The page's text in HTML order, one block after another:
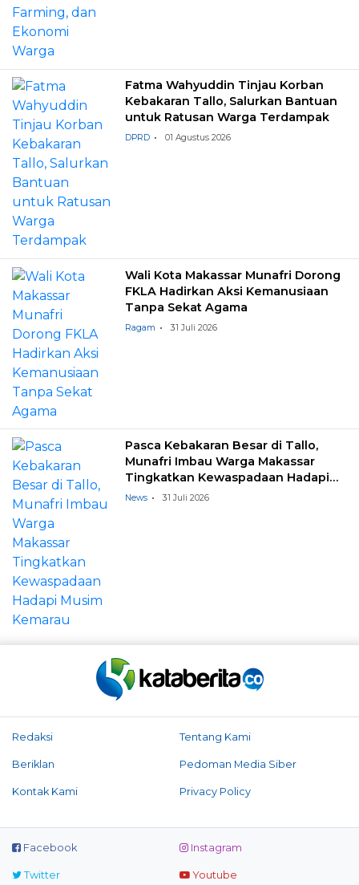
Fatma Wahyuddin Tinjau Korban
Kebakaran Tallo, Salurkan Bantuan
untuk Ratusan Warga Terdampak
DPRD 01 Agustus 2026
Wali Kota Makassar Munafri Dorong
FKLA Hadirkan Aksi Kemanusiaan
Tanpa Sekat Agama
Ragam 31 Juli 2026
Pasca Kebakaran Besar di Tallo,
Munafri Imbau Warga Makassar
Tingkatkan Kewaspadaan Hadapi
Musim Kemarau
News 31 Juli 2026
Redaksi Tentang Kami
Beriklan Pedoman Media Siber
Kontak Kami Privacy Policy
Facebook Instagram
Twitter Youtube